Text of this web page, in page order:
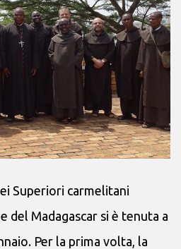
Superiori carmelitani
del Madagascar si è tenuta a
Per la prima volta, la